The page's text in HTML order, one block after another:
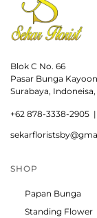
Blok C No. 66
Pasar Bunga
Surabaya, Indoneisa,
+62 878-3338-2905 |
SHOP
Papan Bunga
Standing Flower